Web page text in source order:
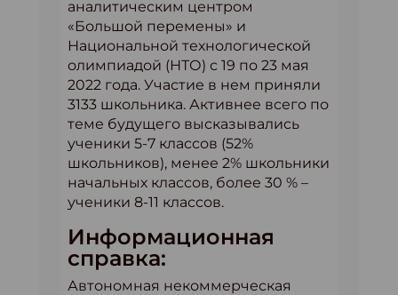
аналитическим центром
«Большой перемены» и
Национальной технологической
олимпиадой (НТО) с 19 по 23 мая
2022 года. Участие в нем приняли
3133 школьника. Активнее всего по
теме будущего высказывались
ученики 5-7 классов (52%
школьников), менее 2% школьники
начальных классов, более 30 % –
ученики 8-11 классов.
Информационная
справка:
Автономная некоммерческая